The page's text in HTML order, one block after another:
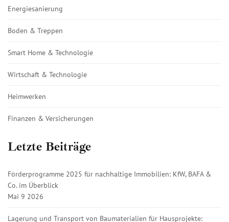
Energiesanierung
Boden & Treppen
Smart Home & Technologie
Wirtschaft & Technologie
Heimwerken
Finanzen & Versicherungen
Letzte Beiträge
Förderprogramme 2025 für nachhaltige Immobilien: KfW, BAFA &
Co. im Überblick
Mai 9 2026
Lagerung und Transport von Baumaterialien für Hausprojekte: